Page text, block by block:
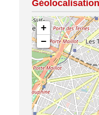
Géolocalisation
+
−